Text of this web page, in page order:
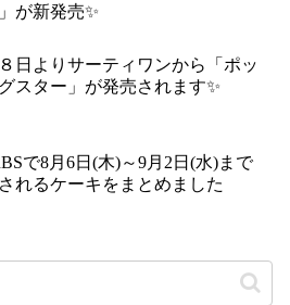
が新発売✨
日よりサーティワンから「ポッ
スター」が発売されます✨
で8月6日(木)～9月2日(水)まで
れるケーキをまとめました